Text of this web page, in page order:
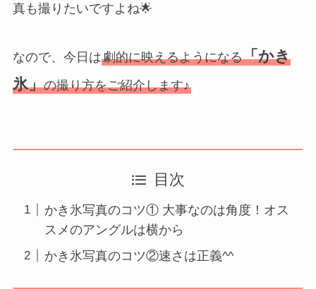
真も撮りたいですよね🌟
なので、今日は劇的に映えるようになる「かき
氷」の撮り方をご紹介します♪
目次
かき氷写真のコツ① 大事なのは角度！オス
スメのアングルは横から
かき氷写真のコツ②速さは正義^^